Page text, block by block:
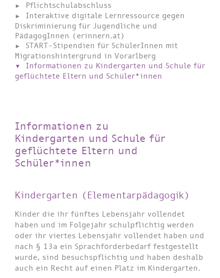
Pflichtschulabschluss
Interaktive digitale Lernressource gegen
Diskriminierung für Jugendliche und
PädagogInnen (erinnern.at)
START-Stipendien für SchülerInnen mit
Migrationshintergrund in Vorarlberg
Informationen zu Kindergarten und Schule für
geflüchtete Eltern und Schüler*innen
Informationen zu
Kindergarten und Schule für
geflüchtete Eltern und
Schüler*innen
Kindergarten (Elementarpädagogik)
Kinder die ihr fünftes Lebensjahr vollendet
haben und im Folgejahr schulpflichtig werden
oder ihr viertes Lebensjahr vollendet haben und
nach § 13a ein Sprachförderbedarf festgestellt
wurde, sind besuchspflichtig und haben deshalb
auch ein Recht auf einen Platz im Kindergarten.